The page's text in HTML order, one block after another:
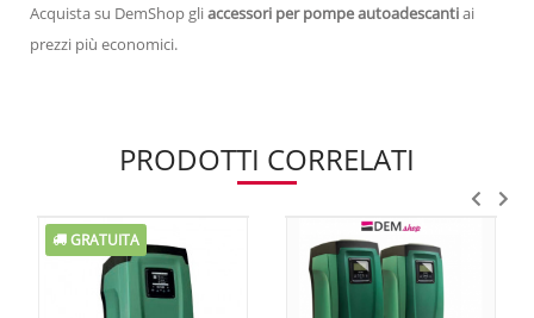
Acquista su DemShop gliaccessori per pompe autoadescantiai
prezzi più economici.
PRODOTTI CORRELATI
GRATUITA